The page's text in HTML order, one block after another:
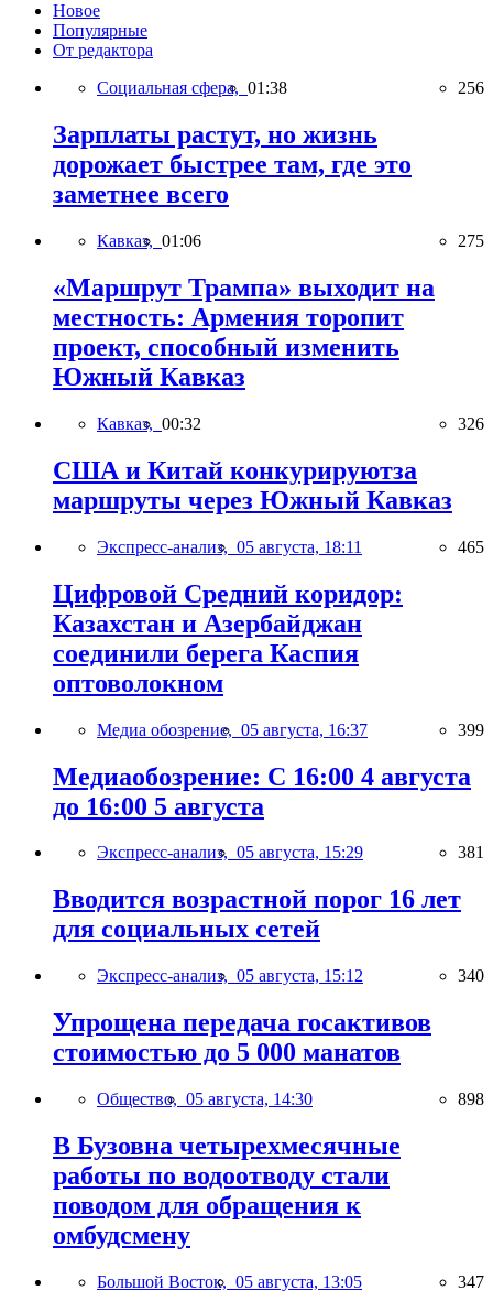
Новое
Популярные
От редактора
Социальная сфера, 01:38 256
Зарплаты растут, но жизнь
дорожает быстрее там, где это
заметнее всего
Кавказ, 01:06 275
«Маршрут Трампа» выходит на
местность: Армения торопит
проект, способный изменить
Южный Кавказ
Кавказ, 00:32 326
США и Китай конкурируютза
маршруты через Южный Кавказ
Экспресс-анализ, 05 августа, 18:11 465
Цифровой Средний коридор:
Казахстан и Азербайджан
соединили берега Каспия
оптоволокном
Медиа обозрение, 05 августа, 16:37 399
Медиаобозрение: С 16:00 4 августа
до 16:00 5 августа
Экспресс-анализ, 05 августа, 15:29 381
Вводится возрастной порог 16 лет
для социальных сетей
Экспресс-анализ, 05 августа, 15:12 340
Упрощена передача госактивов
стоимостью до 5 000 манатов
Общество, 05 августа, 14:30 898
В Бузовна четырехмесячные
работы по водоотводу стали
поводом для обращения к
омбудсмену
Большой Восток, 05 августа, 13:05 347